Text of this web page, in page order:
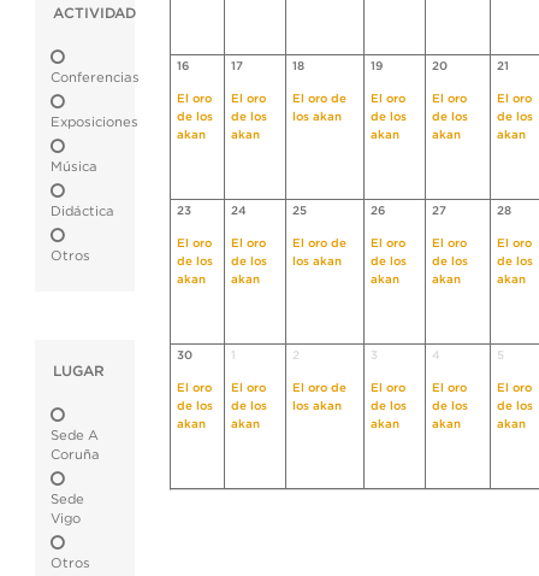
ACTIVIDAD
Conferencias
Exposiciones
Música
Didáctica
Otros
LUGAR
Sede A
Coruña
Sede
Vigo
Otros
16
El oro
de los
akan
17
El oro
de los
akan
18
El oro de
los akan
19
El oro
de los
akan
20
El oro
de los
akan
21
El oro
de los
akan
23
El oro
de los
akan
24
El oro
de los
akan
25
El oro de
los akan
26
El oro
de los
akan
27
El oro
de los
akan
28
El oro
de los
akan
30
El oro
de los
akan
El oro
de los
akan
2
El oro de
los akan
3
El oro
de los
akan
4
El oro
de los
akan
5
El oro
de los
akan